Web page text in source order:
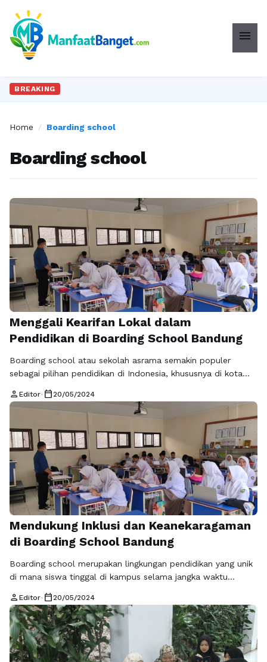
menu
BREAKING
Home / Boarding school
Boarding school
Menggali Kearifan Lokal dalam
Pendidikan di Boarding School Bandung
Boarding school atau sekolah asrama semakin populer
sebagai pilihan pendidikan di Indonesia, khususnya di kota
mempertimbangkan bagaimana kearifan lokal dapat
dimasukkan ke dalam kurikulum pendidikan di boarding
school. Dengan memperhatikan kearifan lokal, diharapkan
siswa dapat lebih memahami budaya dan tradisi setempat,
memperkuat identitas mereka, serta menghargai dan …Baca
Selengkapnya
person Editor• calendar_today 20/05/2024
Mendukung Inklusi dan Keanekaragaman
di Boarding School Bandung
Boarding school merupakan lingkungan pendidikan yang unik
di mana siswa tinggal di kampus selama jangka waktu
terdapat sejumlah boarding school yang menyediakan
lingkungan pendidikan inovatif dan mendukung inklusi serta
keanekaragaman. Salah satu hal terpenting dalam boarding
di Bandung adalah inklusi. Boarding school yang menerapkan
prinsip inklusi memberikan …Baca Selengkapnya
person Editor• calendar_today 20/05/2024